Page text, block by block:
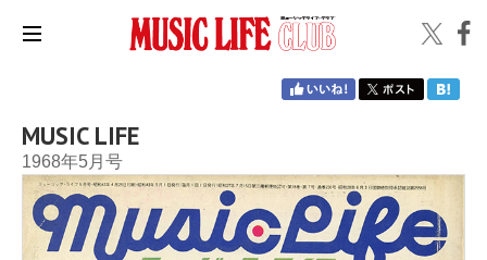
MUSIC LIFE
1968年5月号